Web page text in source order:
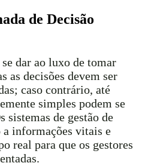
de Decisão
dar ao luxo de tomar
as decisões devem ser
caso contrário, até
simples podem se
sistemas de gestão de
informações vitais e
real para que os gestores